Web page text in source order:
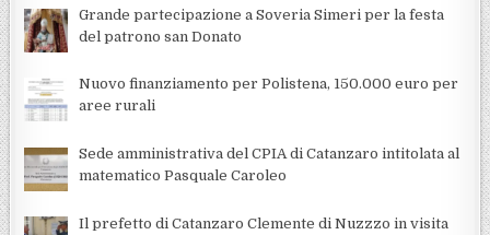
Grande partecipazione a Soveria Simeri per la festa
del patrono san Donato
Nuovo finanziamento per Polistena, 150.000 euro per
aree rurali
Sede amministrativa del CPIA di Catanzaro intitolata al
matematico Pasquale Caroleo
Il prefetto di Catanzaro Clemente di Nuzzzo in visita